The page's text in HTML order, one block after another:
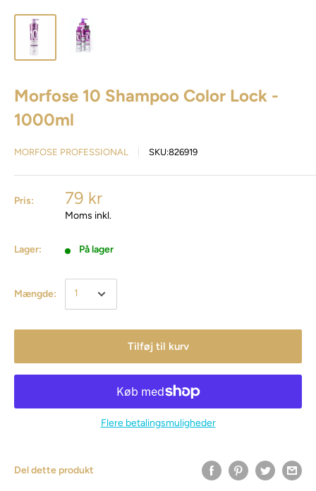
Morfose 10 Shampoo Color Lock -
1000ml
MORFOSE PROFESSIONAL SKU:826919
Pris: 79 kr
Moms inkl.
Lager: På lager
Mængde:
Tilføj til kurv
Flere betalingsmuligheder
Del dette produkt